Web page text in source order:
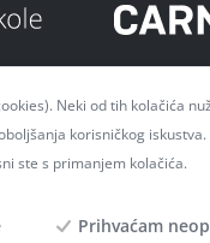
razvoj. Više
i istraživačke mreže -
Neki od tih kolačića
korisničkog
ste s primanjem kolačića.
Prihvaćam